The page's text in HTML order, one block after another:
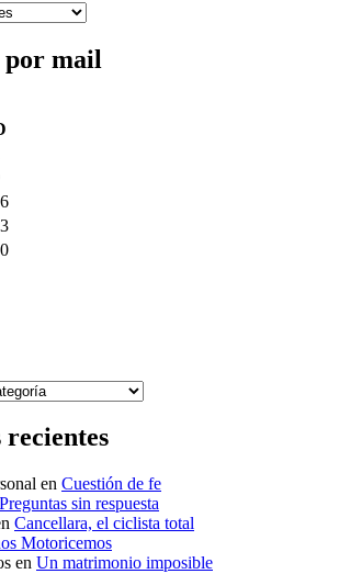
por mail
en Cuestión de fe
Preguntas sin respuesta
Cancellara, el ciclista total
Motoricemos
en Un matrimonio imposible